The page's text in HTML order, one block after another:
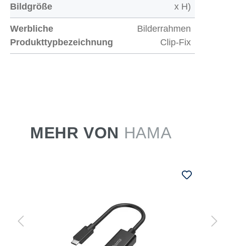
Bildgröße x H)
Werbliche
Produkttypbezeichnung
Bilderrahmen
Clip-Fix
MEHR VON HAMA